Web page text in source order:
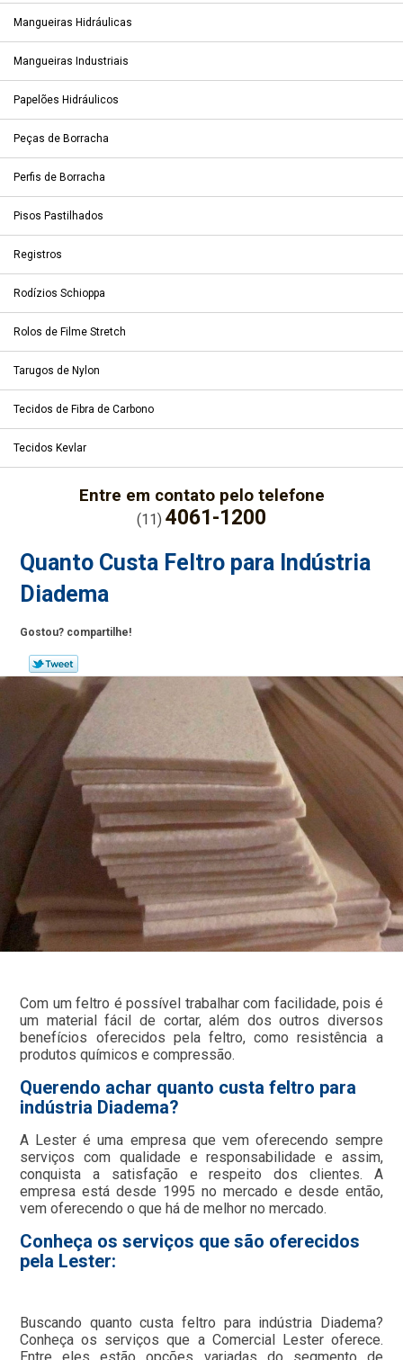
Mangueiras Hidráulicas
Mangueiras Industriais
Papelões Hidráulicos
Peças de Borracha
Perfis de Borracha
Pisos Pastilhados
Registros
Rodízios Schioppa
Rolos de Filme Stretch
Tarugos de Nylon
Tecidos de Fibra de Carbono
Tecidos Kevlar
Entre em contato pelo telefone
(11) 4061-1200
Quanto Custa Feltro para Indústria
Diadema
Gostou? compartilhe!
Com um feltro é possível trabalhar com facilidade, pois é
um material fácil de cortar, além dos outros diversos
benefícios oferecidos pela feltro, como resistência a
produtos químicos e compressão.
Querendo achar quanto custa feltro para
indústria Diadema?
A Lester é uma empresa que vem oferecendo sempre
serviços com qualidade e responsabilidade e assim,
conquista a satisfação e respeito dos clientes. A
empresa está desde 1995 no mercado e desde então,
vem oferecendo o que há de melhor no mercado.
Conheça os serviços que são oferecidos
pela Lester:
Buscando quanto custa feltro para indústria Diadema?
Conheça os serviços que a Comercial Lester oferece.